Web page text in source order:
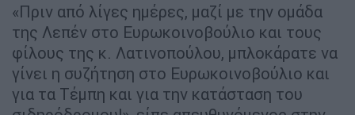
«Πριν από λίγες ημέρες, μαζί με την ομάδα
της Λεπέν στο Ευρωκοινοβούλιο και τους
φίλους της κ. Λατινοπούλου, μπλοκάρατε να
γίνει η συζήτηση στο Ευρωκοινοβούλιο και
για τα Τέμπη και για την κατάσταση του